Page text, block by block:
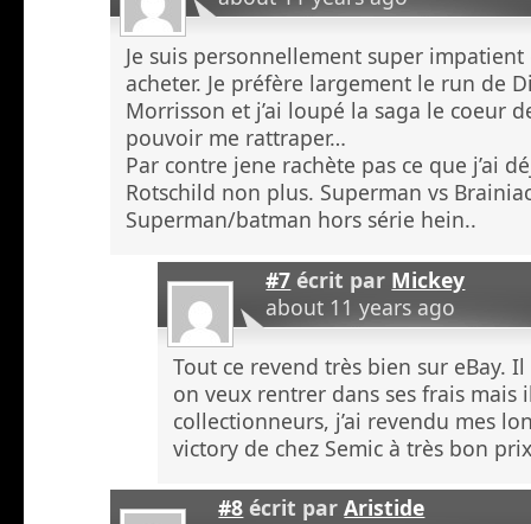
Je suis personnellement super
acheter. Je préfère largement le run de
Morrisson et j’ai loupé la saga le coeur
pouvoir me rattraper…
Par contre jene rachète pas ce que j’ai
Rotschild non plus. Superman vs
Superman/batman hors série hein..
#7 écrit par Mickey
about 11 years ago
Tout ce revend très bien sur eBay.
on veux rentrer dans ses frais mais
collectionneurs, j’ai revendu mes
victory de chez Semic à très bon
#8 écrit parAristide